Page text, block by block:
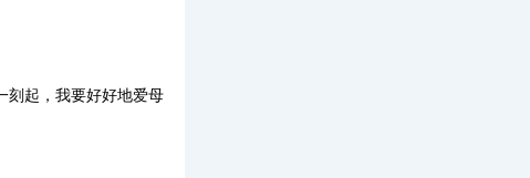
刻起，我要好好地爱母